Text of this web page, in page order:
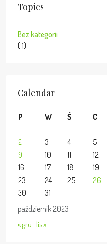
Topics
Bez kategorii
(11)
Calendar
październik 2023
P W Ś C
2
3 4 5
9
10 11 12
16
17 18 19
23
24 25 26
30
31
« gru lis »